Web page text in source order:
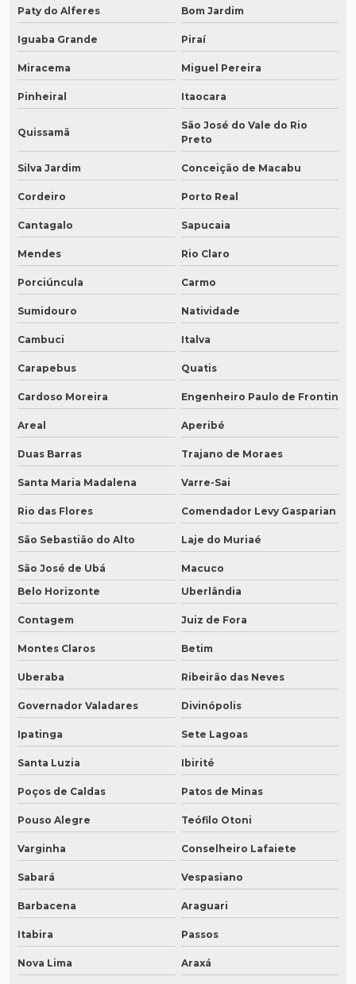
Paty do Alferes Bom Jardim
Iguaba Grande Piraí
Miracema Miguel Pereira
Pinheiral Itaocara
Quissamã
São José do Vale do Rio
Preto
Silva Jardim Conceição de Macabu
Cordeiro Porto Real
Cantagalo Sapucaia
Mendes Rio Claro
Porciúncula Carmo
Sumidouro Natividade
Cambuci Italva
Carapebus Quatis
Cardoso Moreira Engenheiro Paulo de Frontin
Areal Aperibé
Duas Barras Trajano de Moraes
Santa Maria Madalena Varre-Sai
Rio das Flores Comendador Levy Gasparian
São Sebastião do Alto Laje do Muriaé
São José de Ubá
Macuco
Belo Horizonte
Uberlândia
Contagem Juiz de Fora
Montes Claros Betim
Uberaba Ribeirão das Neves
Governador Valadares Divinópolis
Ipatinga Sete Lagoas
Santa Luzia Ibirité
Poços de Caldas Patos de Minas
Pouso Alegre Teófilo Otoni
Varginha Conselheiro Lafaiete
Sabará Vespasiano
Barbacena Araguari
Itabira Passos
Nova Lima Araxá